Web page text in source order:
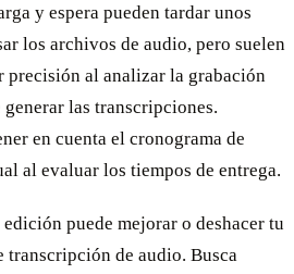
y espera pueden tardar unos
los archivos de audio, pero suelen
precisión al analizar la grabación
generar las transcripciones.
en cuenta el cronograma de
al evaluar los tiempos de entrega.
puede mejorar o deshacer tu
transcripción de audio. Busca